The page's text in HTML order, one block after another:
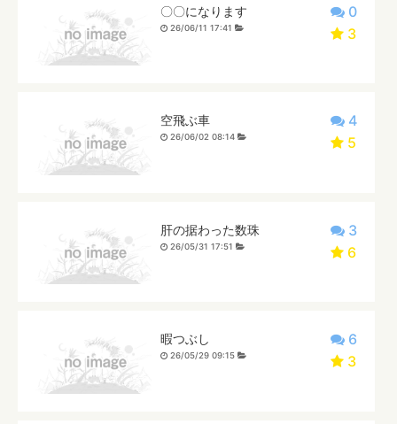
0
3
〇〇になります
26/06/11 17:41
4
5
空飛ぶ車
26/06/02 08:14
3
6
肝の据わった数珠
26/05/31 17:51
6
3
暇つぶし
26/05/29 09:15